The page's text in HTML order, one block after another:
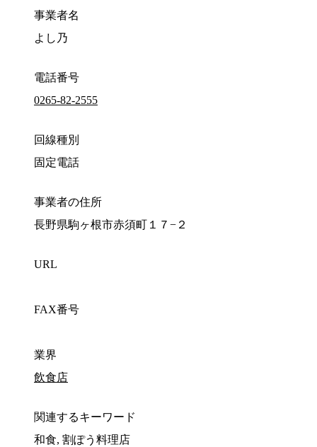
事業者名
よし乃
電話番号
0265-82-2555
回線種別
固定電話
事業者の住所
長野県駒ヶ根市赤須町１７−２
URL
FAX番号
業界
飲食店
関連するキーワード
和食, 割ぽう料理店